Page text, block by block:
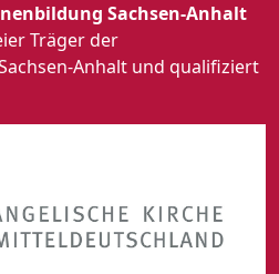
Sachsen-Anhalt
Träger der
Anhalt und qualifiziert